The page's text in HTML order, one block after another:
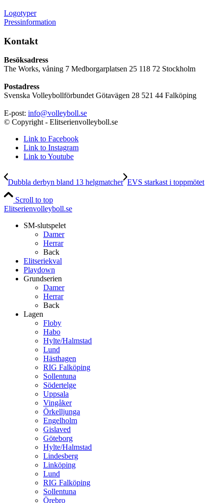
Logotyper
Pressinformation
Kontakt
Besöksadress
The Works, våning 7 Medborgarplatsen 25 118 72 Stockholm
Postadress
Svenska Volleybollförbundet Götavägen 28 521 44 Falköping
E-post: info@volleyboll.se
© Copyright - Elitserienvolleyboll.se
Link to Facebook
Link to Instagram
Link to Youtube
Dubbla derbyn bland 13 helgmatcher EVS starkast i toppmötet
Scroll to top
Elitserienvolleyboll.se
SM-slutspelet
Damer
Herrar
Back
Elitseriekval
Playdown
Grundserien
Damer
Herrar
Back
Lagen
Floby
Habo
Hylte/Halmstad
Lund
Hästhagen
RIG Falköping
Sollentuna
Södertelge
Uppsala
Vingåker
Örkelljunga
Engelholm
Gislaved
Göteborg
Hylte/Halmstad
Lindesberg
Linköping
Lund
RIG Falköping
Sollentuna
Örebro